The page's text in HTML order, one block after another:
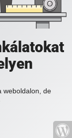
weboldalon, de